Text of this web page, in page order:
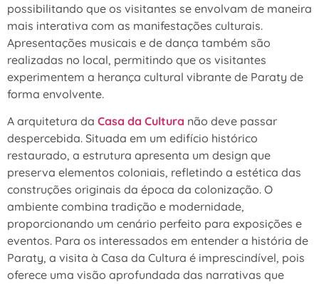
possibilitando que os visitantes se envolvam de maneira
mais interativa com as manifestações culturais.
Apresentações musicais e de dança também são
realizadas no local, permitindo que os visitantes
experimentem a herança cultural vibrante de Paraty de
forma envolvente.
A arquitetura da Casa da Cultura não deve passar
despercebida. Situada em um edifício histórico
restaurado, a estrutura apresenta um design que
preserva elementos coloniais, refletindo a estética das
construções originais da época da colonização. O
ambiente combina tradição e modernidade,
proporcionando um cenário perfeito para exposições e
eventos. Para os interessados em entender a história de
Paraty, a visita à Casa da Cultura é imprescindível, pois
oferece uma visão aprofundada das narrativas que